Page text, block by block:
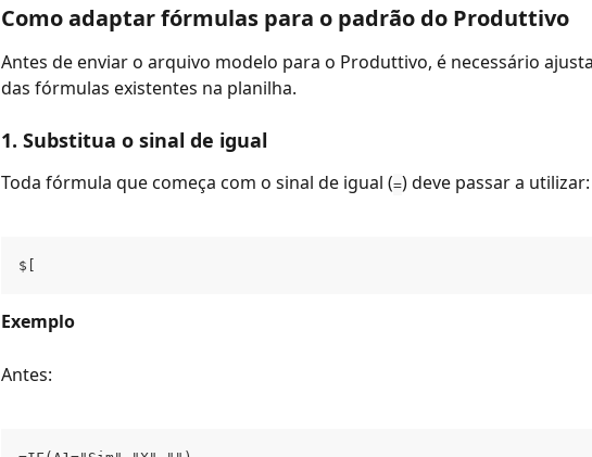
Como adaptar fórmulas para o padrão do Produttivo
Antes de enviar o arquivo modelo para o Produttivo, é necessário
das fórmulas existentes na planilha.
1. Substitua o sinal de igual
Toda fórmula que começa com o sinal de igual (=) deve passar a utilizar:
$[
Exemplo
Antes: